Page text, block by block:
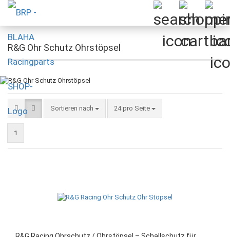
R&G Ohr Schutz Ohrstöpsel
Sortieren nach
Sortieren nach 24 pro Seite
pro Seite
1